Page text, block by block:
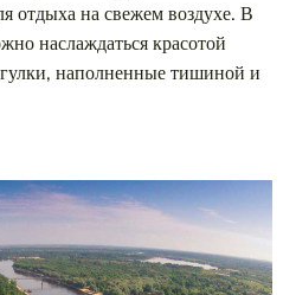
отдыха на свежем воздухе. В
наслаждаться красотой
наполненные тишиной и